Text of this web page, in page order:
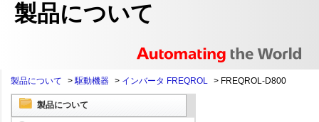
製品について
製品について >駆動機器 > インバータ FREQROL > FREQROL-D800
製品について